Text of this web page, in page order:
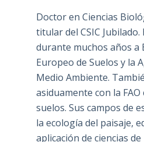
Doctor en Ciencias
titular del CSIC
durante muchos años a
Europeo de Suelos y la
Medio Ambiente.
asiduamente con la
suelos. Sus campos de
la ecología del paisaje,
aplicación de ciencias